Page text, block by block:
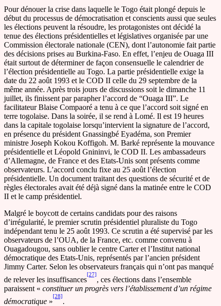
Pour dénouer la crise dans laquelle le Togo était plongé depuis le
début du processus de démocratisation et conscients aussi que seules
les élections peuvent la résoudre, les protagonistes ont décidé la
tenue des élections présidentielles et législatives organisée par une
Commission électorale nationale (CEN), dont l’autonomie fait partie
des décisions prises au Burkina-Faso. En effet, l’enjeu de Ouaga III
était surtout de déterminer de façon consensuelle le calendrier de
l’élection présidentielle au Togo. La partie présidentielle exige la
date du 22 août 1993 et le COD II celle du 29 septembre de la
même année. Après trois jours de discussions soit le dimanche 11
juillet, ils finissent par parapher l’accord de “Ouaga III”. Le
facilitateur Blaise Compaoré a tenu à ce que l’accord soit signé en
terre togolaise. Dans la soirée, il se rend à Lomé. Il est 19 heures
dans la capitale togolaise lorsqu’intervient la signature de l’accord,
en présence du président Gnassingbé Eyadéma, son Premier
ministre Joseph Kokou Koffigoh. M. Barké représente la mouvance
présidentielle et Léopold Gnininvi, le COD II. Les ambassadeurs
d’Allemagne, de France et des Etats-Unis sont présents comme
observateurs. L’accord conclu fixe au 25 août l’élection
présidentielle. Un document traitant des questions de sécurité et de
règles électorales avait été déjà signé dans la matinée entre le COD
II et le camp présidentiel.
Malgré le boycott de certains candidats pour des raisons
d’irrégularité, le premier scrutin présidentiel pluraliste du Togo
indépendant tenu le 25 août 1993. Ce scrutin a été supervisé par les
observateurs de l’OUA, de la France, etc. comme convenu à
Ouagadougou, sans oublier le centre Carter et l’Institut national
démocratique des Etats-Unis, représentés par l’ancien président
Jimmy Carter. Selon les observateurs français qui n’ont pas manqué
de relever les insuffisances
[27]
, ces élections dans l’ensemble
paraissent « constituer un progrès vers l’établissement d’un régime
démocratique »
[28]
.